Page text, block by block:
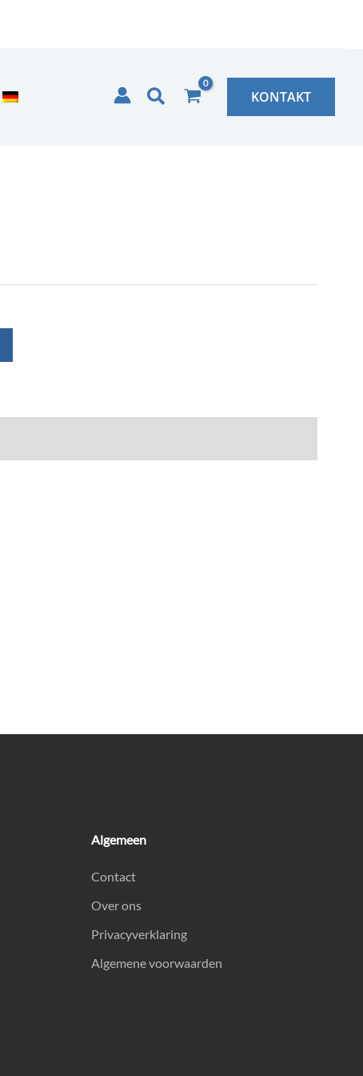
Zoeken KONTAKT
Algemeen
Contact
Over ons
Privacyverklaring
Algemene voorwaarden